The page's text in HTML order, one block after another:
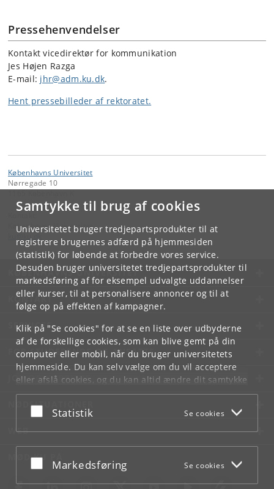
Samtykke til brug af cookies
Universitetet bruger tredjepartsprodukter til at
registrere brugernes adfærd på hjemmesiden
(statistik) for løbende at forbedre vores service.
Desuden bruger universitetet tredjepartsprodukter til
markedsføring af for eksempel udvalgte uddannelser
eller kurser, til at personalisere annoncer og til at
følge op på effekten af kampagner.
Klik på "Se cookies" for at se en liste over udbyderne
af de forskellige cookies, som kan blive gemt på din
computer eller mobil, når du bruger universitetets
hjemmeside. Du kan selv vælge om du vil acceptere
eller afslå cookies, og du kan altid ændre dit samtykke
underCookie- og privatlivspolitiksom du finder i
bunden af hver side.
Acceptér eller afslå
Statistik Se cookies
Acceptér eller afslå
Markedsføring Se cookies
Pressehenvendelser
Kontakt vicedirektør for kommunikation
Jes Højen Razga
E-mail: jhr@adm.ku.dk.
Hent pressebilleder af rektoratet.
Københavns Universitet
Nørregade 10
Københavns Universitet
KØBENHAVNS UNIVERSITET
KONTAKT
SERVICES
FOR STUDERENDE OG ANSATTE
JOB OG KARRIERE
NØDSITUATIONER
WEB
MØD KU PÅ